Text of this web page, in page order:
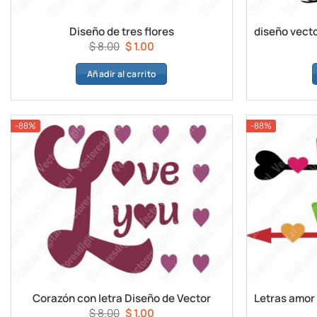
Diseño de tres flores
$8.00 El
precio
original
$ 8.00.
$1.00El
precio
actual
$ 1.00.
Añadir al carrito
-88%
Corazón con letra Diseño de Vector
$8.00 El
$1.00El
-88%